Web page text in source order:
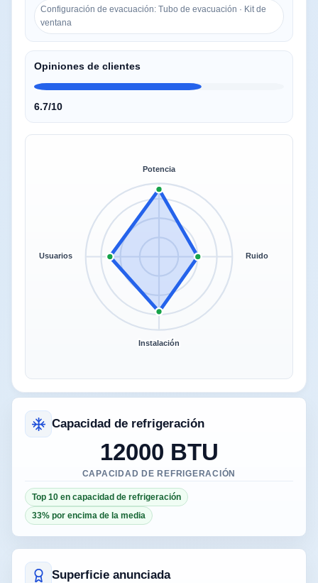
Configuración de evacuación: Tubo de evacuación · Kit de
ventana
Opiniones de clientes
6.7/10
Potencia
Ruido
Instalación
Usuarios
Capacidad de refrigeración
12000 BTU
CAPACIDAD DE REFRIGERACIÓN
Top 10 en capacidad de refrigeración
33% por encima de la media
Superficie anunciada